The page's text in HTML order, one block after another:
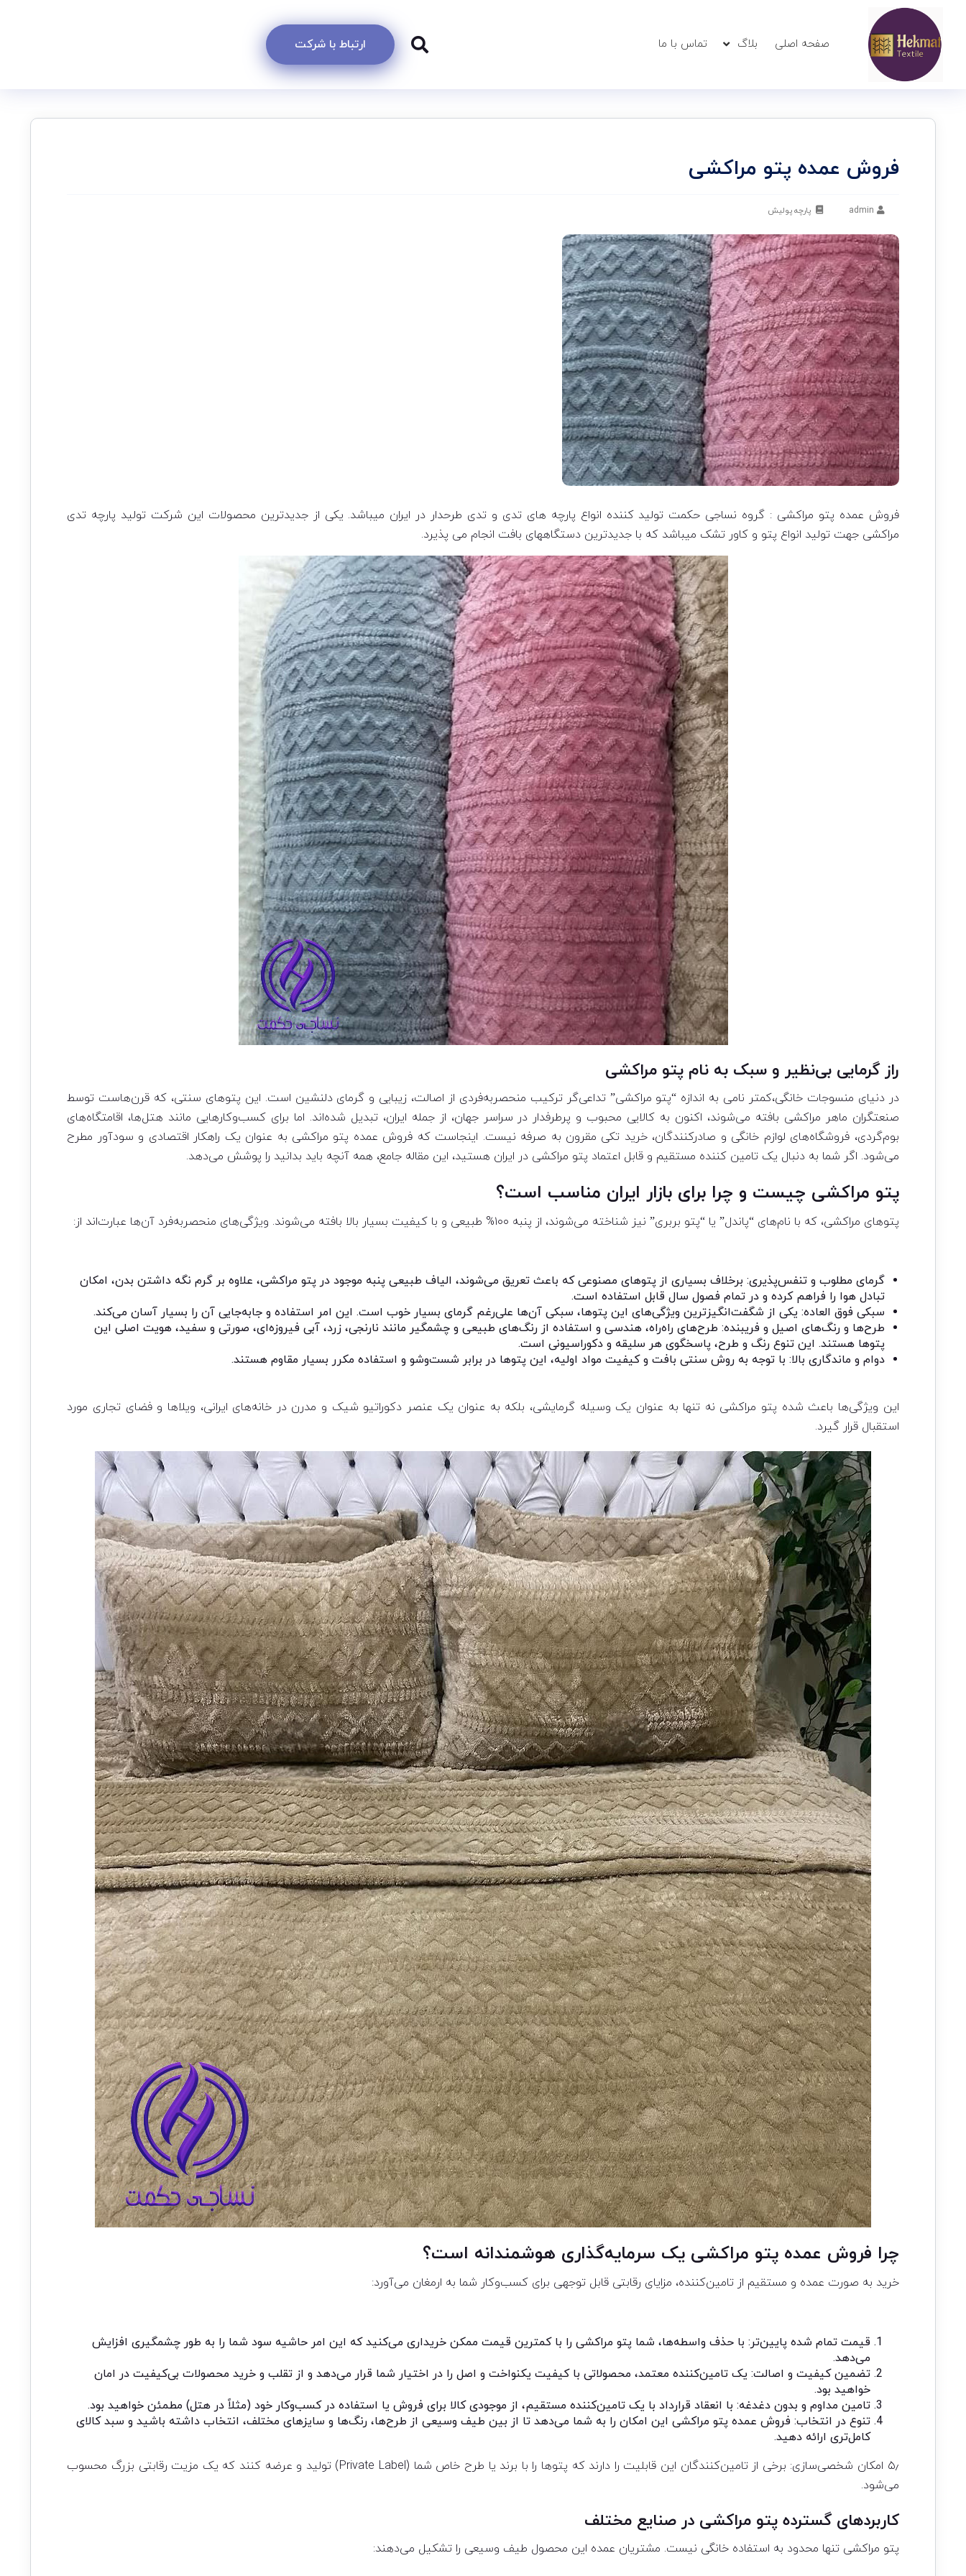
صفحه اصلی بلاگ تماس با ما ارتباط با شرکت
فروش عمده پتو مراکشی
پارچه پولیش
فروش عمده پتو مراکشی : گروه نساجی حکمت تولید کننده انواع پارچه های تدی و تدی طرحدار در ایران میباشد. یکی از جدیدترین محصولات این شرکت تولید پارچه تدی
مراکشی جهت تولید انواع پتو و کاور تشک میباشد که با جدیدترین دستگاههای بافت انجام می پذیرد.
راز گرمایی بی‌نظیر و سبک به نام پتو مراکشی
در دنیای منسوجات خانگی،کمتر نامی به اندازه “پتو مراکشی” تداعی‌گر ترکیب منحصربه‌فردی از اصالت، زیبایی و گرمای دلنشین است. این پتوهای سنتی، که قرن‌هاست توسط
صنعتگران ماهر مراکشی بافته می‌شوند، اکنون به کالایی محبوب و پرطرفدار در سراسر جهان، از جمله ایران، تبدیل شده‌اند. اما برای کسب‌وکارهایی مانند هتل‌ها، اقامتگاه‌های
بوم‌گردی، فروشگاه‌های لوازم خانگی و صادرکنندگان، خرید تکی مقرون به صرفه نیست. اینجاست که فروش عمده پتو مراکشی به عنوان یک راهکار اقتصادی و سودآور مطرح
می‌شود. اگر شما به دنبال یک تامین کننده مستقیم و قابل اعتماد پتو مراکشی در ایران هستید، این مقاله جامع، همه آنچه باید بدانید را پوشش می‌دهد.
پتو مراکشی چیست و چرا برای بازار ایران مناسب است؟
پتوهای مراکشی، که با نام‌های “پاندل” یا “پتو بربری” نیز شناخته می‌شوند، از پنبه ۱۰۰% طبیعی و با کیفیت بسیار بالا بافته می‌شوند. ویژگی‌های منحصربه‌فرد آن‌ها عبارت‌اند از:
گرمای مطلوب و تنفس‌پذیری: برخلاف بسیاری از پتوهای مصنوعی که باعث تعریق می‌شوند، الیاف طبیعی پنبه موجود در پتو مراکشی، علاوه بر گرم نگه داشتن بدن، امکان
تبادل هوا را فراهم کرده و در تمام فصول سال قابل استفاده است.
سبکی فوق العاده: یکی از شگفت‌انگیزترین ویژگی‌های این پتوها، سبکی آن‌ها علی‌رغم گرمای بسیار خوب است. این امر استفاده و جابه‌جایی آن را بسیار آسان می‌کند.
طرح‌ها و رنگ‌های اصیل و فریبنده: طرح‌های راه‌راه، هندسی و استفاده از رنگ‌های طبیعی و چشمگیر مانند نارنجی، زرد، آبی فیروزه‌ای، صورتی و سفید، هویت اصلی این
پتوها هستند. این تنوع رنگ و طرح، پاسخگوی هر سلیقه و دکوراسیونی است.
دوام و ماندگاری بالا: با توجه به روش سنتی بافت و کیفیت مواد اولیه، این پتوها در برابر شست‌وشو و استفاده مکرر بسیار مقاوم هستند.
این ویژگی‌ها باعث شده پتو مراکشی نه تنها به عنوان یک وسیله گرمایشی، بلکه به عنوان یک عنصر دکوراتیو شیک و مدرن در خانه‌های ایرانی، ویلاها و فضای تجاری مورد
استقبال قرار گیرد.
چرا فروش عمده پتو مراکشی یک سرمایه‌گذاری هوشمندانه است؟
خرید به صورت عمده و مستقیم از تامین‌کننده، مزایای رقابتی قابل توجهی برای کسب‌وکار شما به ارمغان می‌آورد:
قیمت تمام شده پایین‌تر: با حذف واسطه‌ها، شما پتو مراکشی را با کمترین قیمت ممکن خریداری می‌کنید که این امر حاشیه سود شما را به طور چشمگیری افزایش
می‌دهد.
تضمین کیفیت و اصالت: یک تامین‌کننده معتمد، محصولاتی با کیفیت یکنواخت و اصل را در اختیار شما قرار می‌دهد و از تقلب و خرید محصولات بی‌کیفیت در امان
خواهید بود.
تامین مداوم و بدون دغدغه: با انعقاد قرارداد با یک تامین‌کننده مستقیم، از موجودی کالا برای فروش یا استفاده در کسب‌وکار خود (مثلاً در هتل) مطمئن خواهید بود.
تنوع در انتخاب: فروش عمده پتو مراکشی این امکان را به شما می‌دهد تا از بین طیف وسیعی از طرح‌ها، رنگ‌ها و سایزهای مختلف، انتخاب داشته باشید و سبد کالای
کامل‌تری ارائه دهید.
۵٫ امکان شخصی‌سازی: برخی از تامین‌کنندگان این قابلیت را دارند که پتوها را با برند یا طرح خاص شما (Private Label) تولید و عرضه کنند که یک مزیت رقابتی بزرگ محسوب
می‌شود.
کاربردهای گسترده پتو مراکشی در صنایع مختلف
پتو مراکشی تنها محدود به استفاده خانگی نیست. مشتریان عمده این محصول طیف وسیعی را تشکیل می‌دهند: